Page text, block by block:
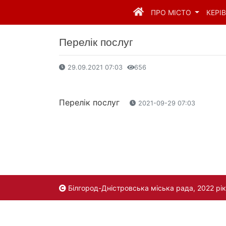
ПРО МІСТО
Перелік послуг
29.09.2021 07:03 656
Перелік послуг 2021-09-29 07:03
Білгород-Дністровська міська рада, 2022 рік